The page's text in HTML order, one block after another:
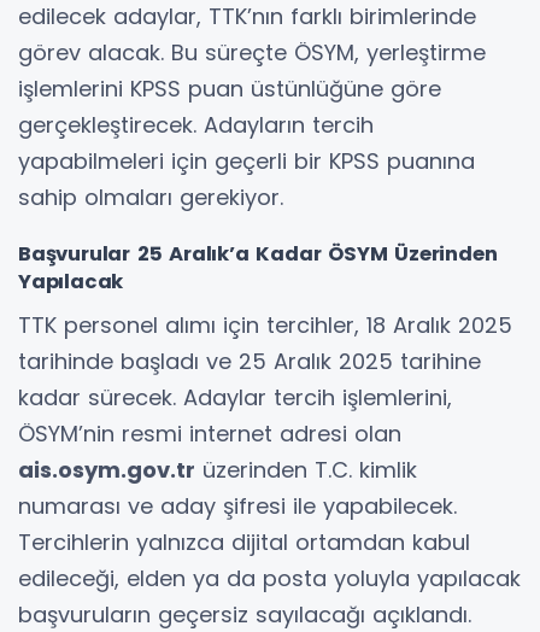
edilecek adaylar, TTK’nın farklı birimlerinde
görev alacak. Bu süreçte ÖSYM, yerleştirme
işlemlerini KPSS puan üstünlüğüne göre
gerçekleştirecek. Adayların tercih
yapabilmeleri için geçerli bir KPSS puanına
sahip olmaları gerekiyor.
Başvurular 25 Aralık’a Kadar ÖSYM Üzerinden
Yapılacak
TTK personel alımı için tercihler, 18 Aralık 2025
tarihinde başladı ve 25 Aralık 2025 tarihine
kadar sürecek. Adaylar tercih işlemlerini,
ÖSYM’nin resmi internet adresi olan
ais.osym.gov.tr üzerinden T.C. kimlik
numarası ve aday şifresi ile yapabilecek.
Tercihlerin yalnızca dijital ortamdan kabul
edileceği, elden ya da posta yoluyla yapılacak
başvuruların geçersiz sayılacağı açıklandı.